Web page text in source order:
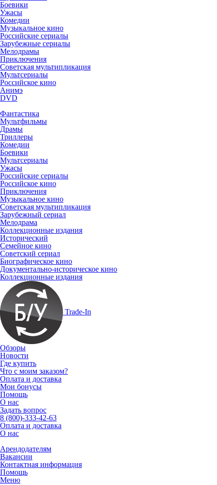
Боевики
Ужасы
Комедии
Музыкальное кино
Российские сериалы
Зарубежные сериалы
Мелодрамы
Приключения
Советская мультипликация
Мультсериалы
Российское кино
Анимэ
DVD
Фантастика
Мультфильмы
Драмы
Триллеры
Комедии
Боевики
Мультсериалы
Ужасы
Российские сериалы
Российское кино
Приключения
Музыкальное кино
Советская мультипликация
Зарубежный сериал
Мелодрама
Коллекционные издания
Исторический
Семейное кино
Советский сериал
Биографическое кино
Документально-историческое кино
Коллекционные издания
Trade-In
Обзоры
Новости
Где купить
Что с моим заказом?
Оплата и доставка
Мои бонусы
Помощь
О нас
Задать вопрос
8 (800)-333-42-63
Оплата и доставка
О нас
Арендодателям
Вакансии
Контактная информация
Помощь
Меню